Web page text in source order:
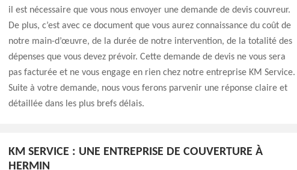
il est nécessaire que vous nous envoyer une demande de devis couvreur.
De plus, c’est avec ce document que vous aurez connaissance du coût de
notre main-d’œuvre, de la durée de notre intervention, de la totalité des
dépenses que vous devez prévoir. Cette demande de devis ne vous sera
pas facturée et ne vous engage en rien chez notre entreprise KM Service.
Suite à votre demande, nous vous ferons parvenir une réponse claire et
détaillée dans les plus brefs délais.
KM SERVICE : UNE ENTREPRISE DE COUVERTURE À
HERMIN